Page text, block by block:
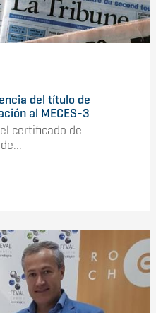
del título de
al MECES-3
certificado de